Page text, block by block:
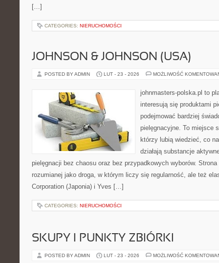
[…]
CATEGORIES: NIERUCHOMOŚCI
JOHNSON & JOHNSON (USA)
POSTED BY ADMIN LUT - 23 - 2026 MOŻLIWOŚĆ
johnmasters-polska.pl to
interesują się produktami
podejmować bardziej
pielęgnacyjne. To miejsce
którzy lubią wiedzieć, co
działają substancje
pielęgnacji bez chaosu oraz bez przypadkowych wyborów.
rozumianej jako droga, w którym liczy się regularność, ale też
Corporation (Japonia) i Yves […]
CATEGORIES: NIERUCHOMOŚCI
SKUPY I PUNKTY ZBIÓRKI
POSTED BY ADMIN LUT - 23 - 2026 MOŻLIWOŚĆ